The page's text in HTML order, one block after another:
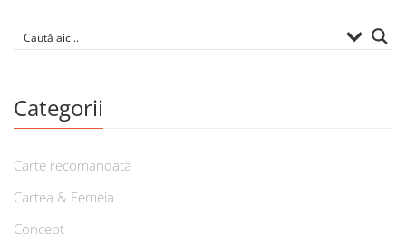
Categorii
Carte recomandată
Cartea & Femeia
Concept